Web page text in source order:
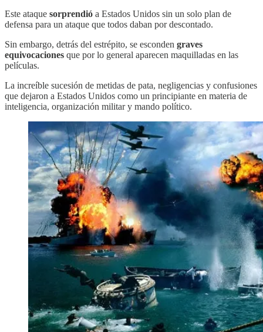
Este ataque sorprendió a Estados Unidos sin un solo plan de
defensa para un ataque que todos daban por descontado.
Sin embargo, detrás del estrépito, se esconden graves
equivocaciones que por lo general aparecen maquilladas en las
películas.
La increíble sucesión de metidas de pata, negligencias y confusiones
que dejaron a Estados Unidos como un principiante en materia de
inteligencia, organización militar y mando político.